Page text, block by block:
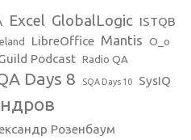
Excel GlobalLogic ISTQB
LibreOffice Mantis O_o
Podcast Radio QA
Days 8 SQA Days 10 SysIQ
Розенбаум